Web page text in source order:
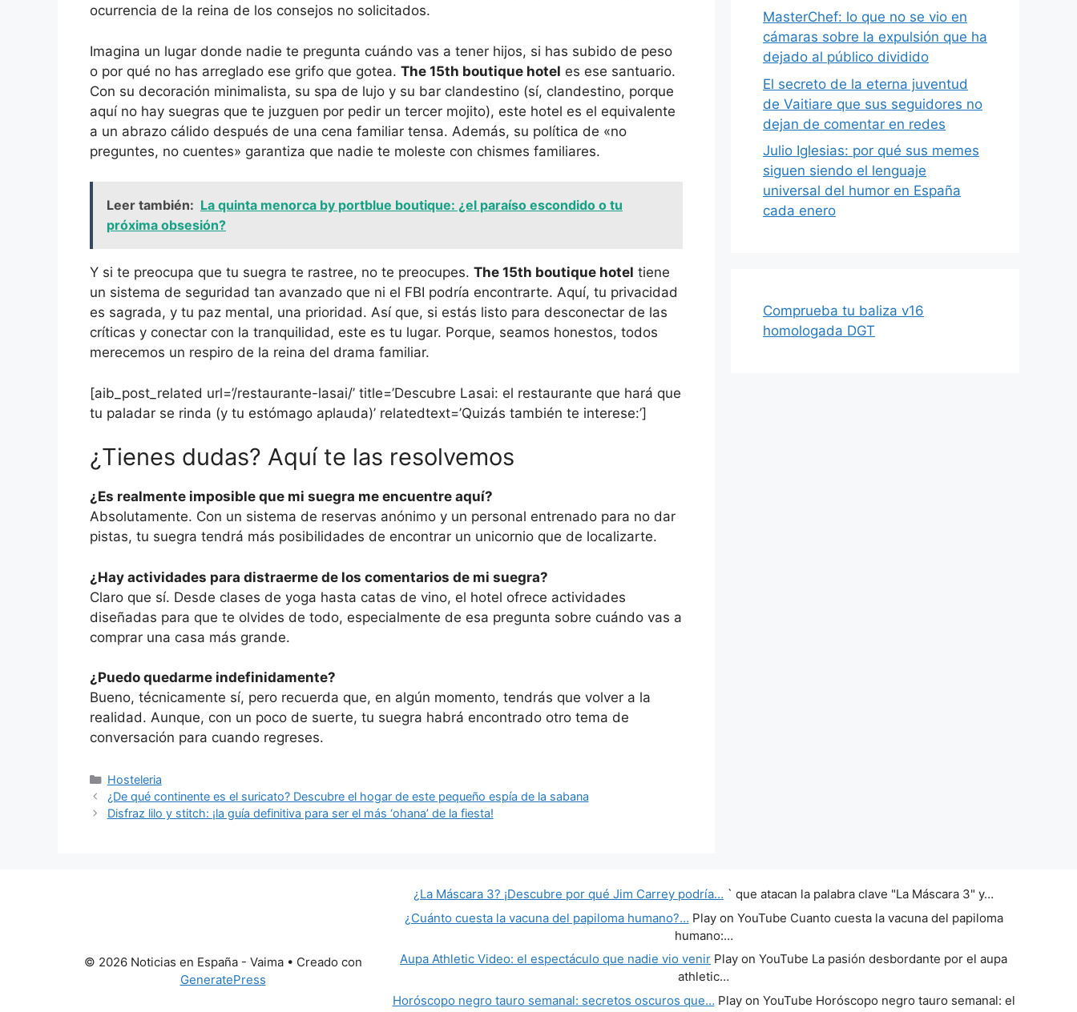
ocurrencia de la reina de los consejos no solicitados.
Imagina un lugar donde nadie te pregunta cuándo vas a tener hijos, si has subido de peso
o por qué no has arreglado ese grifo que gotea. The 15th boutique hotel es ese santuario.
Con su decoración minimalista, su spa de lujo y su bar clandestino (sí, clandestino, porque
aquí no hay suegras que te juzguen por pedir un tercer mojito), este hotel es el equivalente
a un abrazo cálido después de una cena familiar tensa. Además, su política de «no
preguntes, no cuentes» garantiza que nadie te moleste con chismes familiares.
Leer también: La quinta menorca by portblue boutique: ¿el paraíso escondido o tu
próxima obsesión?
Y si te preocupa que tu suegra te rastree, no te preocupes. The 15th boutique hotel tiene
un sistema de seguridad tan avanzado que ni el FBI podría encontrarte. Aquí, tu privacidad
es sagrada, y tu paz mental, una prioridad. Así que, si estás listo para desconectar de las
críticas y conectar con la tranquilidad, este es tu lugar. Porque, seamos honestos, todos
merecemos un respiro de la reina del drama familiar.
[aib_post_related url=’/restaurante-lasai/’ title=’Descubre Lasai: el restaurante que hará que
tu paladar se rinda (y tu estómago aplauda)’ relatedtext=’Quizás también te interese:’]
¿Tienes dudas? Aquí te las resolvemos
¿Es realmente imposible que mi suegra me encuentre aquí?
Absolutamente. Con un sistema de reservas anónimo y un personal entrenado para no dar
pistas, tu suegra tendrá más posibilidades de encontrar un unicornio que de localizarte.
¿Hay actividades para distraerme de los comentarios de mi suegra?
Claro que sí. Desde clases de yoga hasta catas de vino, el hotel ofrece actividades
diseñadas para que te olvides de todo, especialmente de esa pregunta sobre cuándo vas a
comprar una casa más grande.
¿Puedo quedarme indefinidamente?
Bueno, técnicamente sí, pero recuerda que, en algún momento, tendrás que volver a la
realidad. Aunque, con un poco de suerte, tu suegra habrá encontrado otro tema de
conversación para cuando regreses.
Categorías
Hosteleria
¿De qué continente es el suricato? Descubre el hogar de este pequeño espía de la sabana
Disfraz lilo y stitch: ¡la guía definitiva para ser el más ‘ohana’ de la fiesta!
MasterChef: lo que no se vio en
cámaras sobre la expulsión que ha
dejado al público dividido
El secreto de la eterna juventud
de Vaitiare que sus seguidores no
dejan de comentar en redes
Julio Iglesias: por qué sus memes
siguen siendo el lenguaje
universal del humor en España
cada enero
Comprueba tu baliza v16
homologada DGT
¿La Máscara 3? ¡Descubre por qué Jim Carrey podría… ` que atacan la palabra clave "La Máscara 3" y…
¿Cuánto cuesta la vacuna del papiloma humano?… Play on YouTube Cuanto cuesta la vacuna del papiloma
humano:…
Aupa Athletic Video: el espectáculo que nadie vio venir Play on YouTube La pasión desbordante por el aupa
athletic…
Horóscopo negro tauro semanal: secretos oscuros que… Play on YouTube Horóscopo negro tauro semanal: el
© 2026 Noticias en España - Vaima• Creado con
GeneratePress